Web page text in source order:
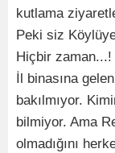
kutlama
Peki siz
Hiçbir zaman...!
İl binasına
bakılmıyor.
bilmiyor. Ama
olmadığını